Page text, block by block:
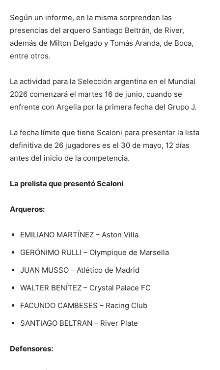
Según un informe, en la misma sorprenden las
presencias del arquero Santiago Beltrán, de River,
además de Milton Delgado y Tomás Aranda, de Boca,
entre otros.
La actividad para la Selección argentina en el Mundial
2026 comenzará el martes 16 de junio, cuando se
enfrente con Argelia por la primera fecha del Grupo J.
La fecha límite que tiene Scaloni para presentar la lista
definitiva de 26 jugadores es el 30 de mayo, 12 días
antes del inicio de la competencia.
La prelista que presentó Scaloni
Arqueros:
EMILIANO MARTÍNEZ – Aston Villa
GERÓNIMO RULLI – Olympique de Marsella
JUAN MUSSO – Atlético de Madrid
WALTER BENÍTEZ – Crystal Palace FC
FACUNDO CAMBESES – Racing Club
SANTIAGO BELTRAN – River Plate
Defensores: